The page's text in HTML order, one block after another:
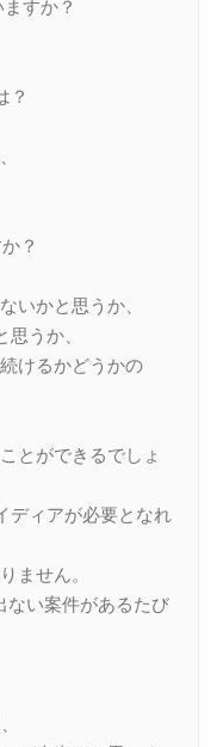
すか？
？
？
いかと思うか、
うか、
けるかどうかの
とができるでしょ
ディアが必要となれ
ません。
ない案件があるたび